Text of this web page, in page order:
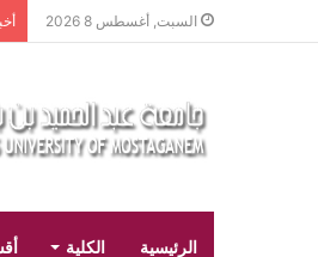
السبت, أغسطس 8 2026
الرئيسية الكلية